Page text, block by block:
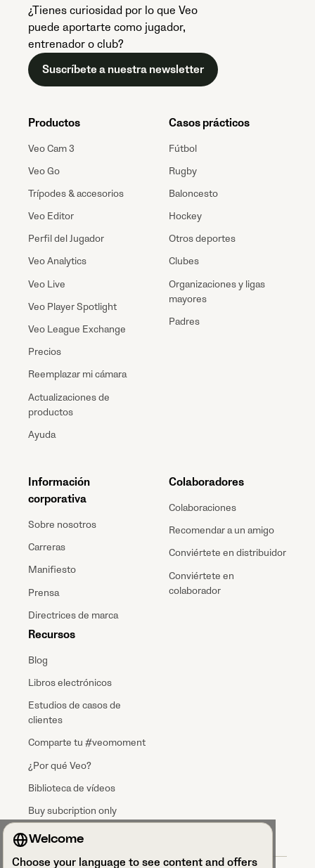
Welcome
Choose your language to see content and offers
¿Tienes curiosidad por lo que Veo
puede aportarte como jugador,
entrenador o club?
Suscríbete a nuestra newsletter
Productos
Veo Cam 3
Veo Go
Trípodes & accesorios
Veo Editor
Perfil del Jugador
Veo Analytics
Veo Live
Veo Player Spotlight
Veo League Exchange
Precios
Reemplazar mi cámara
Actualizaciones de
productos
Ayuda
Casos prácticos
Fútbol
Rugby
Baloncesto
Hockey
Otros deportes
Clubes
Organizaciones y ligas
mayores
Padres
Información
corporativa
Sobre nosotros
Carreras
Manifiesto
Prensa
Directrices de marca
Recursos
Blog
Libros electrónicos
Estudios de casos de
clientes
Comparte tu #veomoment
¿Por qué Veo?
Biblioteca de vídeos
Buy subcription only
Colaboradores
Colaboraciones
Recomendar a un amigo
Conviértete en distribuidor
Conviértete en
colaborador